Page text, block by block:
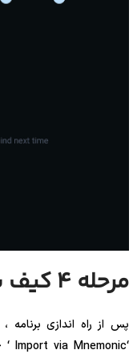
مرحله 4 کیف پول را بازیابی کنید
پس از راه اندازی برنامه
‘ Import via Mnemonic